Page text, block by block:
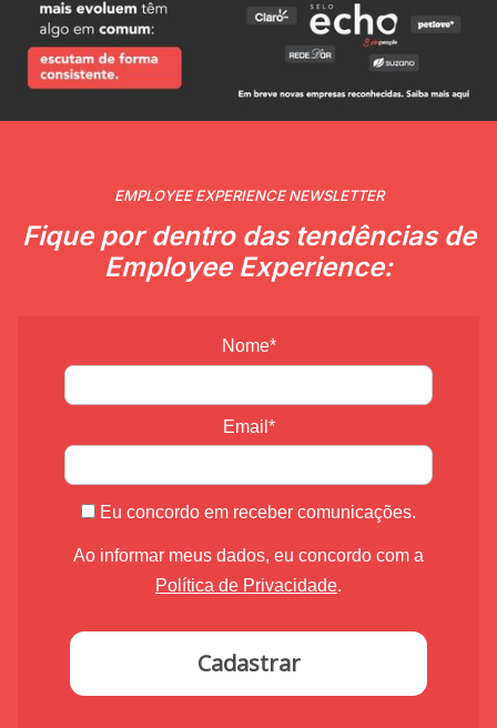
EMPLOYEE EXPERIENCE NEWSLETTER
Fique por dentro das tendências de
Employee Experience:
Nome*
Email*
Eu concordo em receber comunicações.
Ao informar meus dados, eu concordo com a
Política de Privacidade.
Cadastrar